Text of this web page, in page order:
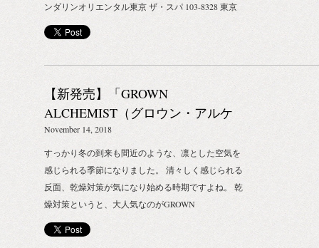
（エタノー
ンダリンオリエンタル東京 ザ・スパ 103-8328 東京
都中央区日本橋室町2-1-1 Tel:03-3270-8800 エストネ
ーション六本木ヒルズ店 106-0032 東京都港区六本木
ックス 1F・2F Tel:0120-503-971 ※GROWN
ALCHEMISTの全商品をご覧いただけます（国内唯
一） エストネーション銀座店 104-0061 東京都中央
区銀座2-3-6 銀座並木通りビル B1F-3F Tel:0120-503-
田区有楽町1-10-1 有楽町ビル 1・2F Tel:0120-503-971
※お取扱い品目：フェイシャル・ボディの一部商品
エストネーション新宿店 160-0022 東京都新宿区新宿
4-1-6 NEWoMan 新宿3F Tel:03-5361-8533 ※お取扱い
品目：フェイシャル・ボディの一部商品 ビオトープ
【新発売】「GROWN
ALCHEMIST（グロウン・アルケ
ミスト）」からスティックタイプ
の唇用美容クリームが登場
November 14, 2018
すっかり冬の到来も間近のような、凛とした空気を
感じられる季節になりました。 清々しく感じられる
反面、乾燥対策が気になり始める時期ですよね。 乾
燥対策というと、大人気なのがGROWN
ALCHEMIST（グロウン・アルケミスト）の特別保
湿シリーズ。 目元の保湿アイテムや肌のレスキュー